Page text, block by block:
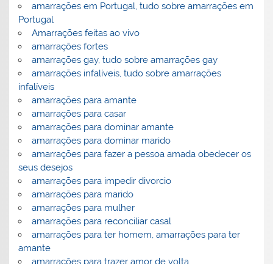
amarrações em Portugal, tudo sobre amarrações em
Portugal
Amarrações feitas ao vivo
amarrações fortes
amarrações gay, tudo sobre amarrações gay
amarrações infalíveis, tudo sobre amarrações
infalíveis
amarrações para amante
amarrações para casar
amarrações para dominar amante
amarrações para dominar marido
amarrações para fazer a pessoa amada obedecer os
seus desejos
amarrações para impedir divorcio
amarrações para marido
amarrações para mulher
amarrações para reconciliar casal
amarrações para ter homem, amarrações para ter
amante
amarrações para trazer amor de volta